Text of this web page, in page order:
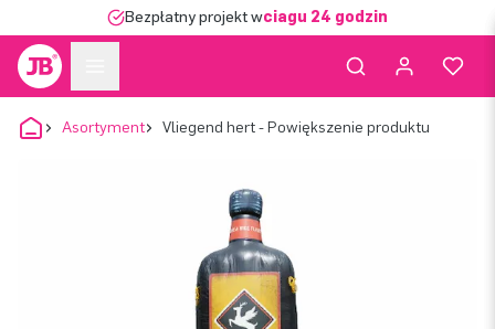
Bezpłatny projekt wciągu 24 godzin
Asortyment Vliegend hert - Powiększenie produktu